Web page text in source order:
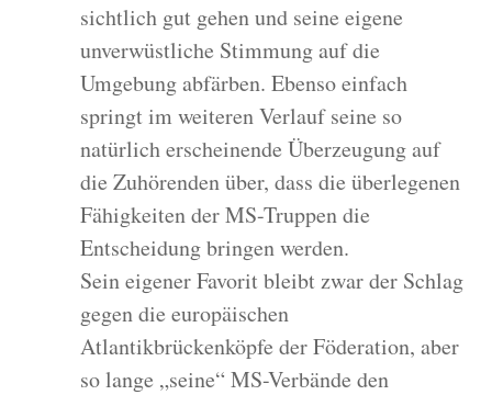
sichtlich gut gehen und seine eigene
unverwüstliche Stimmung auf die
Umgebung abfärben. Ebenso einfach
springt im weiteren Verlauf seine so
natürlich erscheinende Überzeugung auf
die Zuhörenden über, dass die überlegenen
Fähigkeiten der MS-Truppen die
Entscheidung bringen werden.
Sein eigener Favorit bleibt zwar der Schlag
gegen die europäischen
Atlantikbrückenköpfe der Föderation, aber
so lange „seine“ MS-Verbände den